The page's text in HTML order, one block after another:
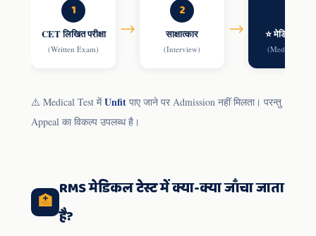
1
CET लिखित परीक्षा
(Written Exam)
→
2
साक्षात्कार
(Interview)
→ ⭐ मेडिकल टेस्ट
(Medical Test)
⚠️ Medical Test मेंUnfit पाए जाने पर Admission नहीं मिलता। परन्तु
Appeal का विकल्प उपलब्ध है।
🏥
RMS मेडिकल टेस्ट में क्या-क्या जाँचा जाता
है?